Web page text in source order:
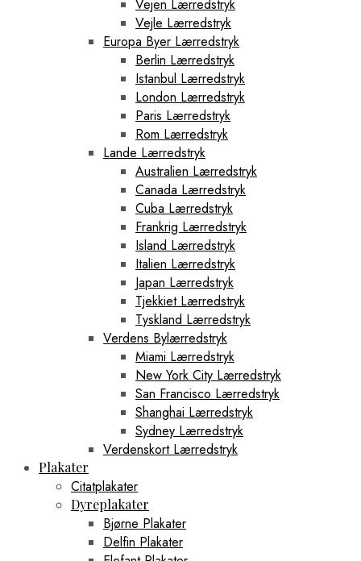
Vejen Lærredstryk
Vejle Lærredstryk
Europa Byer Lærredstryk
Berlin Lærredstryk
Istanbul Lærredstryk
London Lærredstryk
Paris Lærredstryk
Rom Lærredstryk
Lande Lærredstryk
Australien Lærredstryk
Canada Lærredstryk
Cuba Lærredstryk
Frankrig Lærredstryk
Island Lærredstryk
Italien Lærredstryk
Japan Lærredstryk
Tjekkiet Lærredstryk
Tyskland Lærredstryk
Verdens Bylærredstryk
Miami Lærredstryk
New York City Lærredstryk
San Francisco Lærredstryk
Shanghai Lærredstryk
Sydney Lærredstryk
Verdenskort Lærredstryk
Plakater
Citatplakater
Dyreplakater
Bjørne Plakater
Delfin Plakater